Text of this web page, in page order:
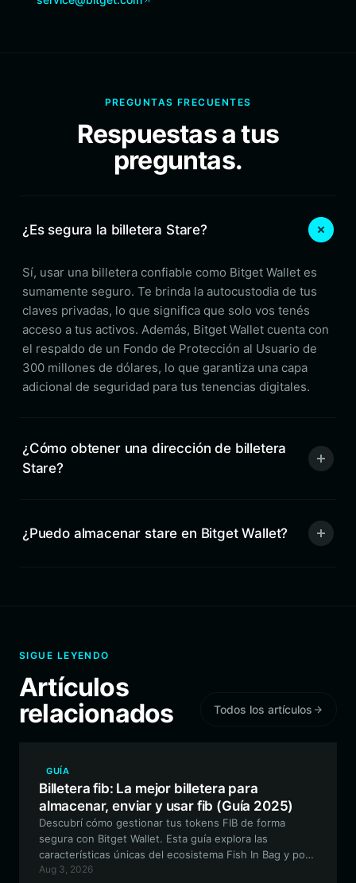
PREGUNTAS FRECUENTES
Respuestas a tus
preguntas.
¿Es segura la billetera Stare?
Sí, usar una billetera confiable como Bitget Wallet es
sumamente seguro. Te brinda la autocustodia de tus
claves privadas, lo que significa que solo vos tenés
acceso a tus activos. Además, Bitget Wallet cuenta con
el respaldo de un Fondo de Protección al Usuario de
300 millones de dólares, lo que garantiza una capa
adicional de seguridad para tus tenencias digitales.
¿Cómo obtener una dirección de billetera
Stare?
¿Puedo almacenar stare en Bitget Wallet?
SIGUE LEYENDO
Artículos
relacionados
Todos los artículos
GUÍA
Billetera fib: La mejor billetera para
almacenar, enviar y usar fib (Guía 2025)
Descubrí cómo gestionar tus tokens FIB de forma
segura con Bitget Wallet. Esta guía explora las
características únicas del ecosistema Fish In Bag y por
qué Bitget Wallet es la opción óptima para tus activos
Aug 3, 2026